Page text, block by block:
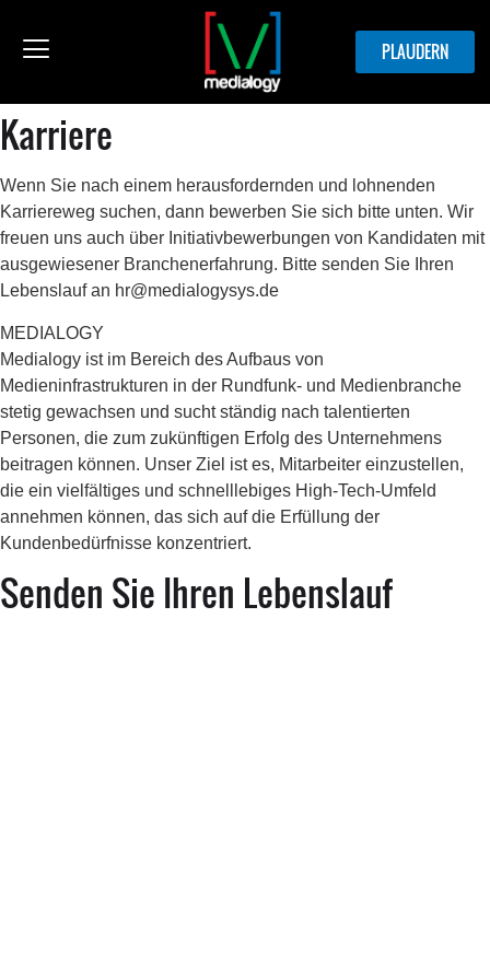
PLAUDERN
Karriere
Wenn Sie nach einem herausfordernden und lohnenden
Karriereweg suchen, dann bewerben Sie sich bitte unten. Wir
freuen uns auch über Initiativbewerbungen von Kandidaten mit
ausgewiesener Branchenerfahrung. Bitte senden Sie Ihren
Lebenslauf an hr@medialogysys.de
MEDIALOGY
Medialogy ist im Bereich des Aufbaus von
Medieninfrastrukturen in der Rundfunk- und Medienbranche
stetig gewachsen und sucht ständig nach talentierten
Personen, die zum zukünftigen Erfolg des Unternehmens
beitragen können. Unser Ziel ist es, Mitarbeiter einzustellen,
die ein vielfältiges und schnelllebiges High-Tech-Umfeld
annehmen können, das sich auf die Erfüllung der
Kundenbedürfnisse konzentriert.
Senden Sie Ihren Lebenslauf